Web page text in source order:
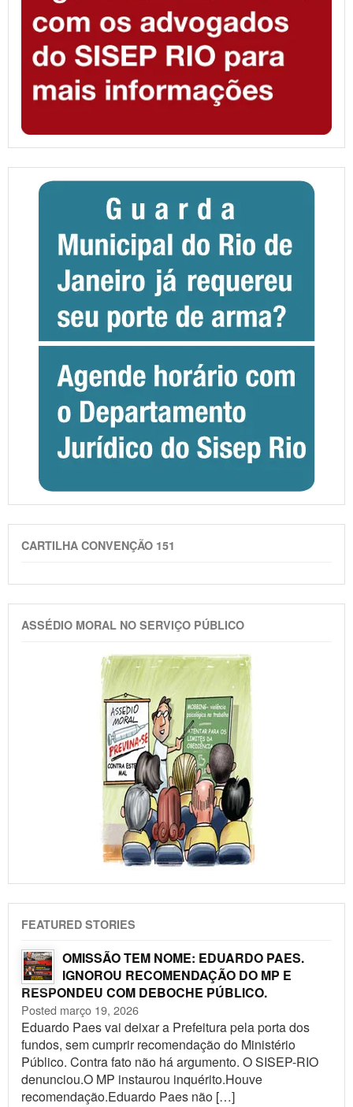
CARTILHA CONVENÇÃO 151
ASSÉDIO MORAL NO SERVIÇO PÚBLICO
FEATURED STORIES
OMISSÃO TEM NOME: EDUARDO PAES.
IGNOROU RECOMENDAÇÃO DO MP E
RESPONDEU COM DEBOCHE PÚBLICO.
Posted março 19, 2026
Eduardo Paes vai deixar a Prefeitura pela porta dos
fundos, sem cumprir recomendação do Ministério
Público. Contra fato não há argumento. O SISEP-RIO
denunciou.O MP instaurou inquérito.Houve
recomendação.Eduardo Paes não […]